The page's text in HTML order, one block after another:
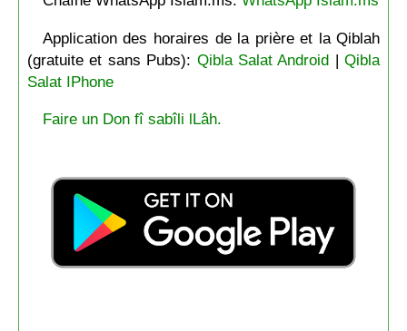
Application des horaires de la prière et la Qiblah
(gratuite et sans Pubs): Qibla Salat Android |Qibla
Salat IPhone
Faire un Don fî sabîli lLâh.